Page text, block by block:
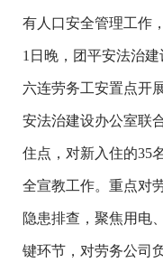
有人口安全管理工作
1日晚，团平安法治建
六连劳务工安置点开
安法治建设办公室联
住点，对新入住的35
全宣教工作。重点对
隐患排查，聚焦用电
键环节，对劳务公司